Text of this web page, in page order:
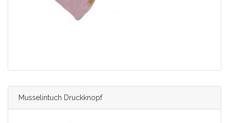
Musselintuch Druckknopf